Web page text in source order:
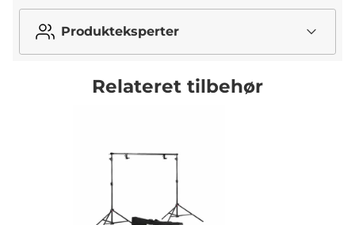
Produkteksperter
Relateret tilbehør